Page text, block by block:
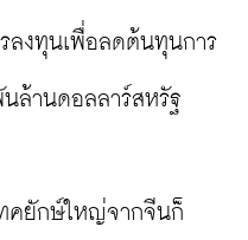
ลงทุนเพื่อลดต้นทุนการ
ล้านดอลลาร์สหรัฐ
คยักษ์ใหญ่จากจีนก็